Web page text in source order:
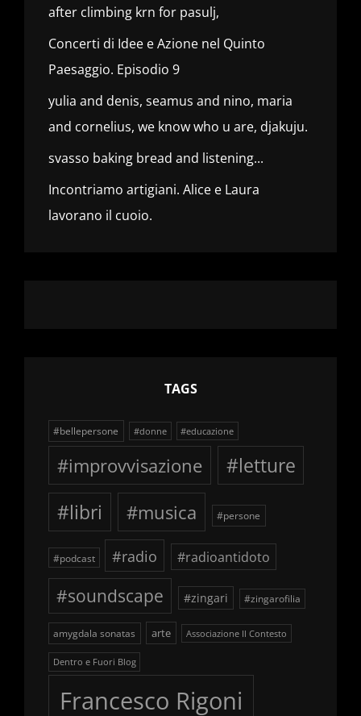
after climbing krn for pasulj,
Concerti di Idee e Azione nel Quinto
Paesaggio. Episodio 9
yulia and denis, seamus and nino, maria
and cornelius, we know who u are, djakuju.
svasso baking bread and listening...
Incontriamo artigiani. Alice e Laura
lavorano il cuoio.
TAGS
#bellepersone #donne #educazione
#improvvisazione
#letture
#libri
#musica #persone
#podcast #radio #radioantidoto
#soundscape #zingari #zingarofilia
amygdala sonatas arte Associazione Il Contesto
Dentro e Fuori Blog
Francesco Rigoni